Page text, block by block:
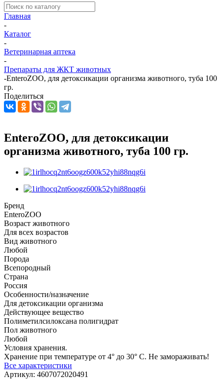
Главная
-
Каталог
-
Ветеринарная аптека
-
Препараты для ЖКТ животных
-EnteroZOO, для детоксикации организма животного, туба 100
гр.
Поделиться
EnteroZOO, для детоксикации
организма животного, туба 100 гр.
Бренд
EnteroZOO
Возраст животного
Для всех возрастов
Вид животного
Любой
Порода
Всепородный
Страна
Россия
Особенности/назначение
Для детоксикации организма
Действующее вещество
Полиметилсилоксана полигидрат
Пол животного
Любой
Условия хранения.
Хранение при температуре от 4° до 30° С. Не замораживать!
Все характеристики
Артикул: 4607072020491